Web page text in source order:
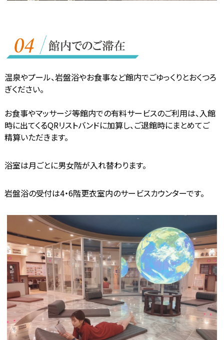
温泉やプール、岩盤浴やお食事など館内でごゆっくりとおくつろ
ぎください。
お食事やマッサージ等館内での有料サービスのご利用は、入館
時に出てくるQRリストバンドに加算し、ご退館時にまとめてご
精算いただきます。
浴室は月ごとに男女階が入れ替わります。
岩盤浴の受付は4・6階更衣室内のサービスカウンターです。